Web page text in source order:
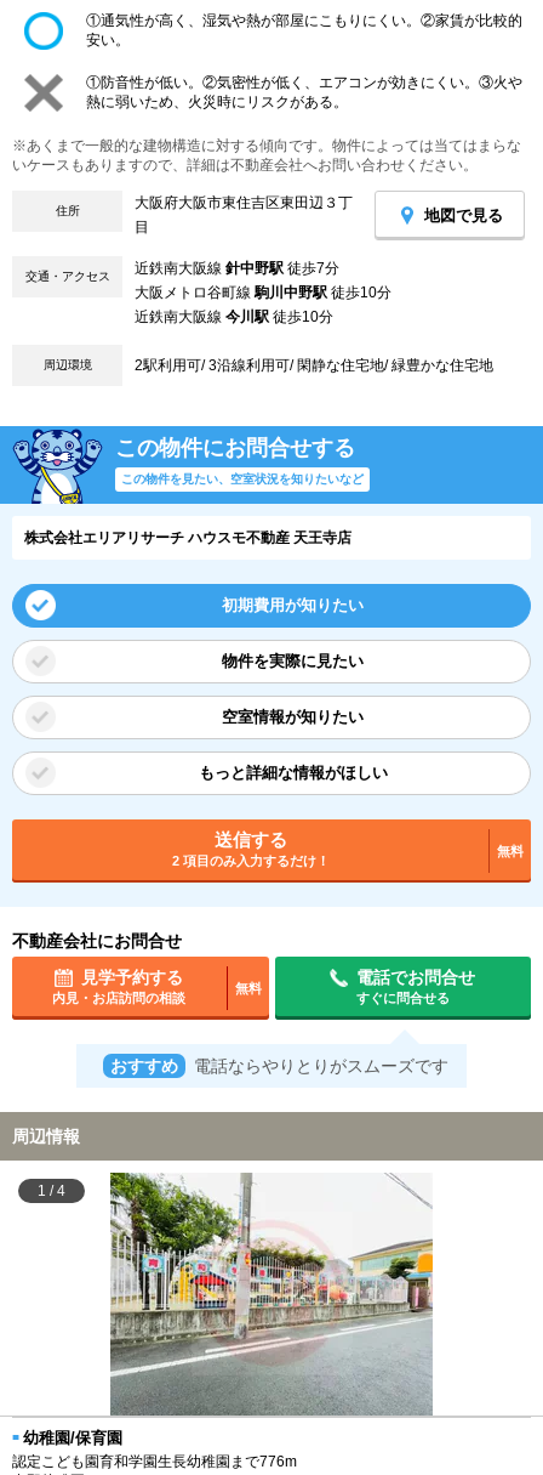
①通気性が高く、湿気や熱が部屋にこもりにくい。②家賃が比較的
安い。
①防音性が低い。②気密性が低く、エアコンが効きにくい。③火や
熱に弱いため、火災時にリスクがある。
※あくまで一般的な建物構造に対する傾向です。物件によっては当てはまらな
いケースもありますので、詳細は不動産会社へお問い合わせください。
住所
大阪府大阪市東住吉区東田辺３丁
目
地図で見る
交通・アクセス 近鉄南大阪線 針中野駅 徒歩7分
大阪メトロ谷町線 駒川中野駅 徒歩10分
近鉄南大阪線 今川駅 徒歩10分
周辺環境 2駅利用可/ 3沿線利用可/ 閑静な住宅地/ 緑豊かな住宅地
この物件にお問合せする
この物件を見たい、空室状況を知りたいなど
株式会社エリアリサーチ ハウスモ不動産 天王寺店
初期費用が知りたい
物件を実際に見たい
空室情報が知りたい
もっと詳細な情報がほしい
送信する
2 項目のみ入力するだけ！
無料
不動産会社にお問合せ
見学予約する
内見・お店訪問の相談
無料
電話でお問合せ
すぐに問合せる
おすすめ 電話ならやりとりがスムーズです
周辺情報
1 /4
幼稚園/保育園
認定こども園育和学園生長幼稚園まで776m